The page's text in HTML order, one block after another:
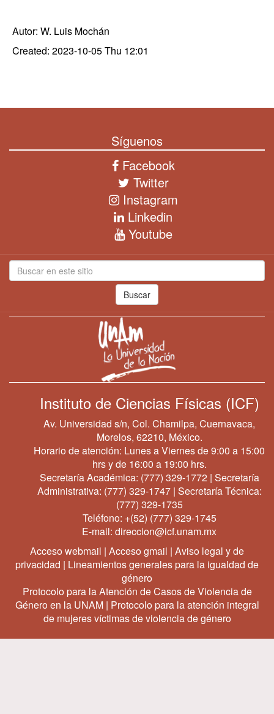
Autor: W. Luis Mochán
Created: 2023-10-05 Thu 12:01
Síguenos
Facebook
Twitter
Instagram
Linkedin
Youtube
Buscar
Instituto de Ciencias Físicas (ICF)
Av. Universidad s/n, Col. Chamilpa, Cuernavaca,
Morelos, 62210, México.
Horario de atención: Lunes a Viernes de 9:00 a 15:00
hrs y de 16:00 a 19:00 hrs.
Secretaría Académica: (777) 329-1772 | Secretaría
Administrativa: (777) 329-1747| Secretaría Técnica:
(777) 329-1735
Teléfono: +(52) (777) 329-1745
E-mail: direccion@icf.unam.mx
Acceso webmail | Acceso gmail | Aviso legal y de
privacidad | Lineamientos generales para la igualdad de
género
Protocolo para la Atención de Casos de Violencia de
Género en la UNAM| Protocolo para la atención integral
de mujeres víctimas de violencia de género